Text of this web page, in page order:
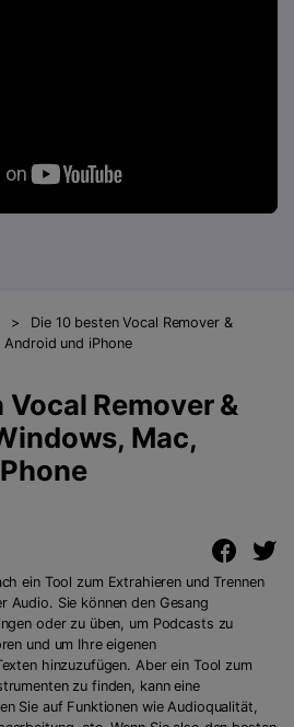
und Updates.
>
Die 10 besten Vocal Remover &
und iPhone
Remover &
Mac,
ein Tool zum Extrahieren und Trennen
Audio. Sie können den Gesang
oder zu üben, um Podcasts zu
und um Ihre eigenen
hinzuzufügen. Aber ein Tool zum
zu finden, kann eine
Sie auf Funktionen wie Audioqualität,